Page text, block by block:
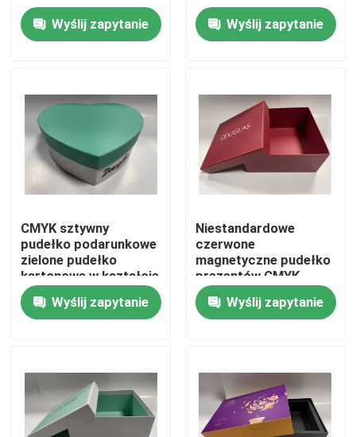
Produkty
O nas
Wycieczka po fabryce
Kontrola jakości
Skontaktuj się z nami
Poproś o wycenę
Papierowe pudełko upominkowe
luksusowe pudełka
kartonowe
Wyślij zapytanie
prezentów z
pokrywkami
Wyślij zapytanie
CMYK sztywny
pudełko podarunkowe
zielone pudełko
kartonowe w kształcie
serca zamknięcie
magnetyczne
Wyślij zapytanie
Niestandardowe
czerwone
magnetyczne pudełko
prezentów CMYK
prostokątne pudełka
magnetyczne
Wyślij zapytanie